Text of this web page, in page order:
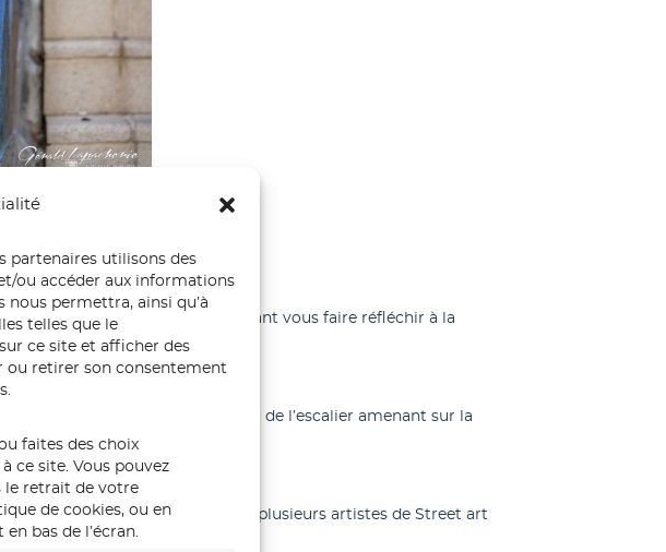
partenaires utilisons des
ou accéder aux informations
nous permettra, ainsi qu’à
telles que le
ce site et afficher des
ou retirer son consentement
faites des choix
ce site. Vous pouvez
le retrait de votre
de cookies, ou en
bas de l’écran.
dans votre quotidien en souhaitant vous faire réfléchir à la
dégradation.
de chez nous.
à droite au niveau de l’escalier amenant sur la
(JCE) de Vannes et sa région, et plusieurs artistes de Street art